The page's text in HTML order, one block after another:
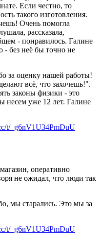
Если честно, то
такого изготовления.
Очень помогла
рассказала,
- понравилось. Галине
- без неё бы точно не
за оценку нашей работы!
всё, что захочешь!".
законы физики - это
несем уже 12 лет. Галине
t/_g6nV1U34PmDuU
оперативно
не ожидал, что люди так
мы старались. Это мы за
t/_g6nV1U34PmDuU